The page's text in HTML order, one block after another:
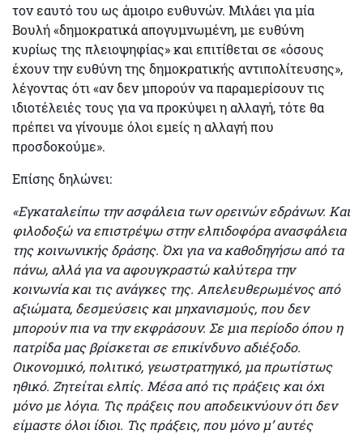
τον εαυτό του ως άμοιρο ευθυνών. Μιλάει για μία
Βουλή «δημοκρατικά απογυμνωμένη, με ευθύνη
κυρίως της πλειοψηφίας» και επιτίθεται σε «όσους
έχουν την ευθύνη της δημοκρατικής αντιπολίτευσης»,
λέγοντας ότι «αν δεν μπορούν να παραμερίσουν τις
ιδιοτέλειές τους για να προκύψει η αλλαγή, τότε θα
πρέπει να γίνουμε όλοι εμείς η αλλαγή που
προσδοκούμε».
Επίσης δηλώνει:
«Εγκαταλείπω την ασφάλεια των ορεινών εδράνων. Και
φιλοδοξώ να επιστρέψω στην ελπιδοφόρα ανασφάλεια
της κοινωνικής δράσης. Όχι για να καθοδηγήσω από τα
πάνω, αλλά για να αφουγκραστώ καλύτερα την
κοινωνία και τις ανάγκες της. Απελευθερωμένος από
αξιώματα, δεσμεύσεις και μηχανισμούς, που δεν
μπορούν πια να την εκφράσουν. Σε μια περίοδο όπου η
πατρίδα μας βρίσκεται σε επικίνδυνο αδιέξοδο.
Οικονομικό, πολιτικό, γεωστρατηγικό, μα πρωτίστως
ηθικό. Ζητείται ελπίς. Μέσα από τις πράξεις και όχι
μόνο με λόγια. Τις πράξεις που αποδεικνύουν ότι δεν
είμαστε όλοι ίδιοι. Τις πράξεις, που μόνο μ’ αυτές